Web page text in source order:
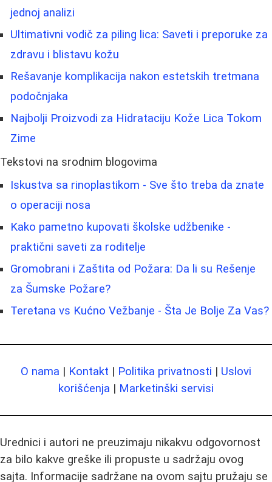
jednoj analizi
Ultimativni vodič za piling lica: Saveti i preporuke za
zdravu i blistavu kožu
Rešavanje komplikacija nakon estetskih tretmana
podočnjaka
Najbolji Proizvodi za Hidrataciju Kože Lica Tokom
Zime
Tekstovi na srodnim blogovima
Iskustva sa rinoplastikom - Sve što treba da znate
o operaciji nosa
Kako pametno kupovati školske udžbenike -
praktični saveti za roditelje
Gromobrani i Zaštita od Požara: Da li su Rešenje
za Šumske Požare?
Teretana vs Kućno Vežbanje - Šta Je Bolje Za Vas?
O nama | Kontakt | Politika privatnosti | Uslovi
korišćenja | Marketinški servisi
Urednici i autori ne preuzimaju nikakvu odgovornost
za bilo kakve greške ili propuste u sadržaju ovog
sajta. Informacije sadržane na ovom sajtu pružaju se